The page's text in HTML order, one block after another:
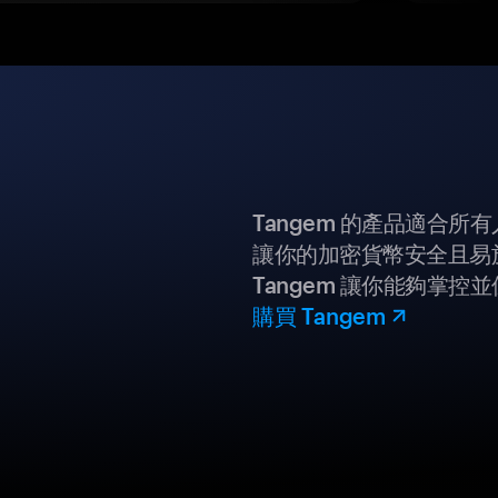
Tangem 的產品適合所
讓你的加密貨幣安全且
Tangem 讓你能夠掌控
購買 Tangem